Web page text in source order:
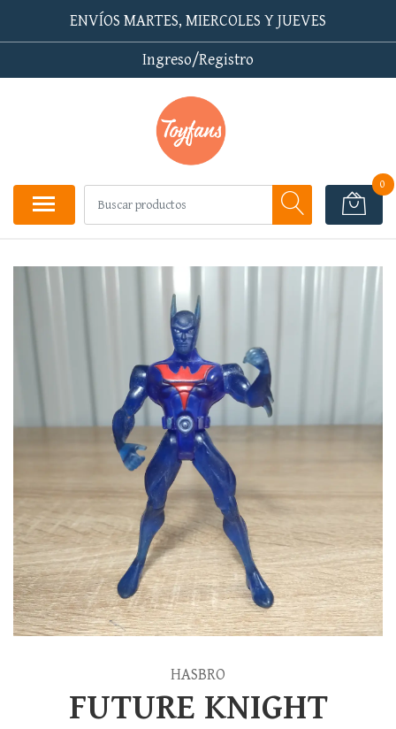
ENVÍOS MARTES, MIERCOLES Y JUEVES
Ingreso/Registro
0
HASBRO
FUTURE KNIGHT